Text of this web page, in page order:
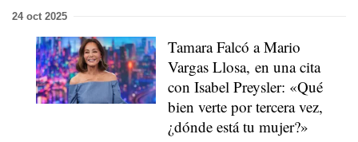
24 oct 2025
Tamara Falcó a Mario
Vargas Llosa, en una cita
con Isabel Preysler: «Qué
bien verte por tercera vez,
¿dónde está tu mujer?»